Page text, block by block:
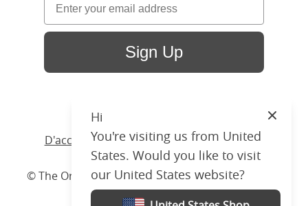
Sign Up
D'accueil / Produits /Lit/Bois/ Byron Slim
© The Original Bedstead Co. (2026) Company No.
03662796 VAT No. 726 3896 02
Hi
You're visiting us from United
States. Would you like to visit
our United States website?
Close